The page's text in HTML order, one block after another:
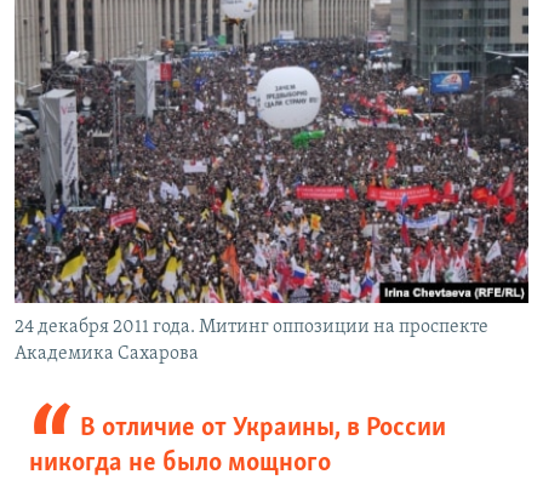
24 декабря 2011 года. Митинг оппозиции на проспекте
Академика Сахарова
В отличие от Украины, в России
никогда не было мощного